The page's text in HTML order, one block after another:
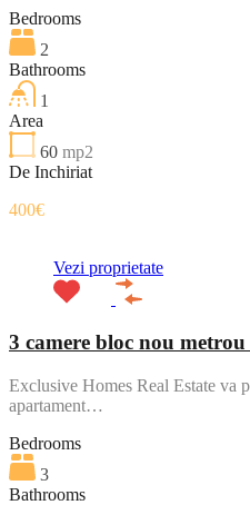
Bedrooms
2
Bathrooms
1
Area
60 mp2
De Inchiriat
400€
Vezi proprietate
3 camere bloc nou
Exclusive Homes Real Estate va
apartament…
Bedrooms
3
Bathrooms